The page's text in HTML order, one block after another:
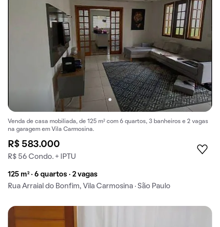
Venda de casa mobiliada, de 125 m² com 6 quartos, 3 banheiros e 2 vagas
na garagem em Vila Carmosina.
R$ 583.000
R$ 56 Condo. + IPTU
125 m² · 6 quartos · 2 vagas
Rua Arraial do Bonfim, Vila Carmosina · São Paulo